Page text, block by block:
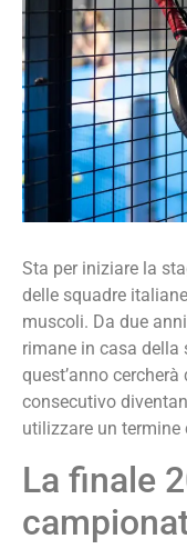
Sta per iniziare la
delle squadre
muscoli. Da due
rimane in casa della
quest’anno
consecutivo
utilizzare un termine
La finale